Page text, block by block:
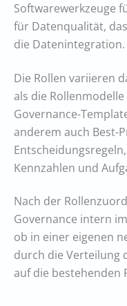
Softwarewerkzeuge
für Datenqualität,
die Datenintegration.
Die Rollen variieren
als die
Governance-
anderem auch Best-
Kennzahlen und
Nach der
Governance intern
ob in einer eigenen
durch die Verteilung
auf die bestehenden